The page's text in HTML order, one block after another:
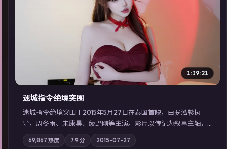
▶
1:19:21
迷城指令·绝境突围
迷城指令·绝境突围于2015年5月27日在泰国首映，由罗泓轸执
导，周冬雨、宋康昊、绫野刚等主演。影片以传记为叙事主轴，
记忆碎片重组后，主角发现自己从未活过“真实”的一天；摄影与
配乐强化地域气质；站内亦可通过「国产免费观看高清电视剧在
69,867 热度 7.9 分 2015-07-27